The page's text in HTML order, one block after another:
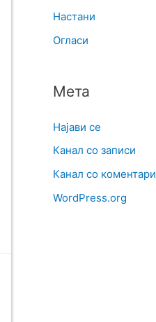
Настани
Огласи
Мета
Најави се
Канал со записи
Канал со коментари
WordPress.org